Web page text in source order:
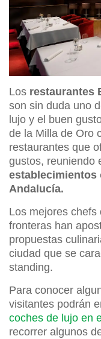
Los restaurantes
son sin duda uno
lujo y el buen
de la Milla de Oro
restaurantes que
gustos, reuniendo
establecimientos
Andalucía.
Los mejores
fronteras han
propuestas
ciudad que se
standing.
Para conocer
visitantes podrán
coches de lujo en
recorrer algunos